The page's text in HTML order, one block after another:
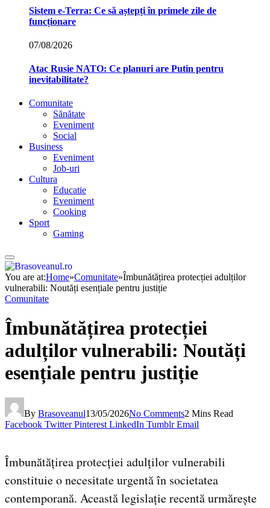
Sistem e-Terra: Ce să aștepți în primele zile de
funcționare
07/08/2026
Atac Rusie NATO: Ce planuri are Putin pentru
inevitabilitate?
Comunitate
Sănătate
Eveniment
Social
Business
Eveniment
Job-uri
Cultura
Educatie
Eveniment
Cooking
Sport
Gaming
You are at:Home»Comunitate»Îmbunătățirea protecției adulților
vulnerabili: Noutăți esențiale pentru justiție
Comunitate
Îmbunătățirea protecției
adulților vulnerabili: Noutăți
esențiale pentru justiție
By Brasoveanul13/05/2026No Comments2 Mins Read
Facebook Twitter Pinterest LinkedIn Tumblr Email
Îmbunătățirea protecției adulților vulnerabili
constituie o necesitate urgentă în societatea
contemporană. Această legislație recentă urmărește